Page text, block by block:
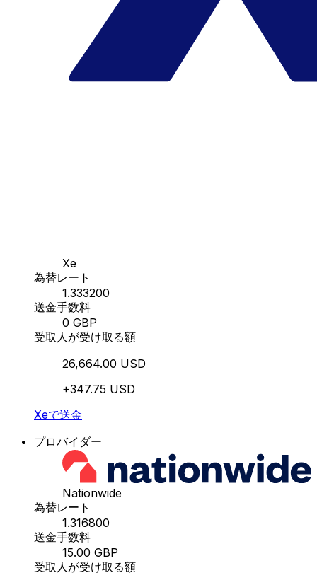
Xe
為替レート
1.333200
送金手数料
0 GBP
受取人が受け取る額
26,664.00 USD
+347.75 USD
Xeで送金
プロバイダー
Nationwide
為替レート
1.316800
送金手数料
15.00 GBP
受取人が受け取る額